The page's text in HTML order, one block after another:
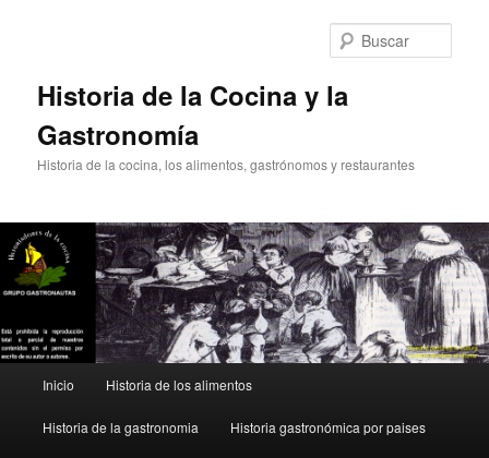
Historia de la Cocina y la
Gastronomía
Historia de la cocina, los alimentos, gastrónomos y restaurantes
principal
Inicio Historia de los alimentos
Historia de la gastronomia Historia gastronómica por paises